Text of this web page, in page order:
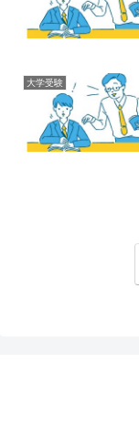
大学受験